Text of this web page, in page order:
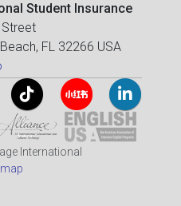
Student Insurance
FL 32266 USA
International